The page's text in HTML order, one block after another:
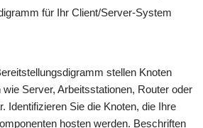
für Ihr Client/Server-System
stellen Knoten
Server, Arbeitsstationen, Router oder
Identifizieren Sie die Knoten, die Ihre
hosten werden. Beschriften